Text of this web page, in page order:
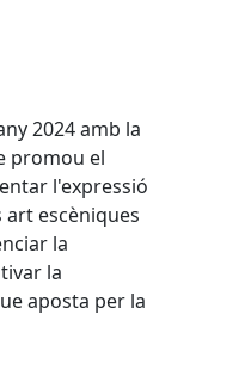
2024 amb la
promou el
l'expressió
escèniques
la
la
aposta per la